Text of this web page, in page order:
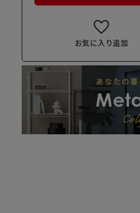
お気に入り追加